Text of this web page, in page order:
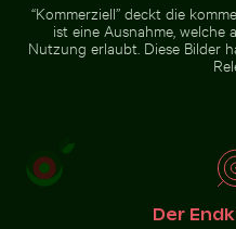
Holzpfosten
am Meer
Zur Stock-Kollektion
“Kommerziell” deckt die
ist eine Ausnahme, welche
Nutzung erlaubt. Diese Bilder
Der